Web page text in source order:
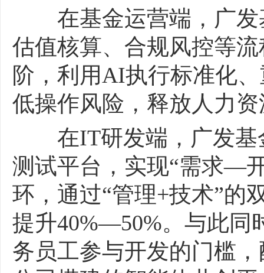
在基金运营端，广发
估值核算、合规风控等
阶，利用AI执行标准化
低操作风险，释放人力
在IT研发端，广发基
测试平台，实现“需求—
环，通过“管理+技术”的
提升40%—50%。与此同
务员工参与开发的门槛